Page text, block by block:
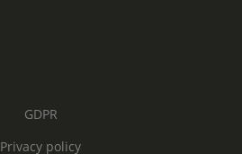
GDPR
Privacy policy